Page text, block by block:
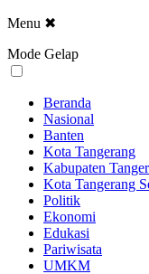
Menu ✖
Mode Gelap
Beranda
Nasional
Banten
Kota Tangerang
Kabupaten
Kota Tangerang
Politik
Ekonomi
Edukasi
Pariwisata
UMKM